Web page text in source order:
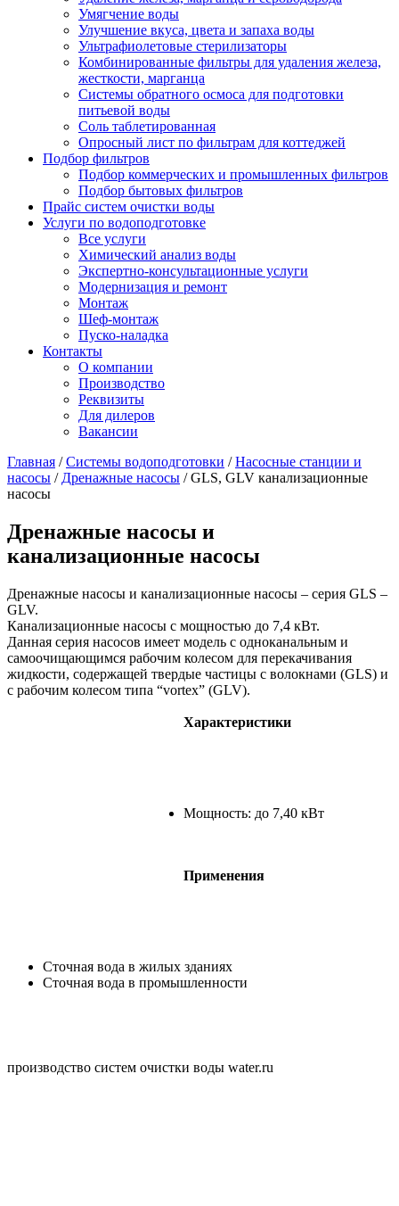
Умягчение воды
Улучшение вкуса, цвета и запаха воды
Ультрафиолетовые стерилизаторы
Комбинированные фильтры для удаления железа,
жесткости, марганца
Системы обратного осмоса для подготовки
питьевой воды
Соль таблетированная
Опросный лист по фильтрам для коттеджей
Подбор фильтров
Подбор коммерческих и промышленных фильтров
Подбор бытовых фильтров
Прайс систем очистки воды
Услуги по водоподготовке
Все услуги
Химический анализ воды
Экспертно-консультационные услуги
Модернизация и ремонт
Монтаж
Шеф-монтаж
Пуско-наладка
Контакты
О компании
Производство
Реквизиты
Для дилеров
Вакансии
Главная /Системы водоподготовки /Насосные станции и
насосы / Дренажные насосы /GLS, GLV канализационные
насосы
Дренажные насосы и
канализационные насосы
Дренажные насосы и канализационные насосы – серия GLS –
GLV.
Канализационные насосы с мощностью до 7,4 кВт.
Данная серия насосов имеет модель с одноканальным и
самоочищающимся рабочим колесом для перекачивания
жидкости, содержащей твердые частицы с волокнами (GLS) и
с рабочим колесом типа “vortex” (GLV).
Характеристики
Мощность: до 7,40 кВт
Применения
Сточная вода в жилых зданиях
Сточная вода в промышленности
производство систем очистки воды water.ru